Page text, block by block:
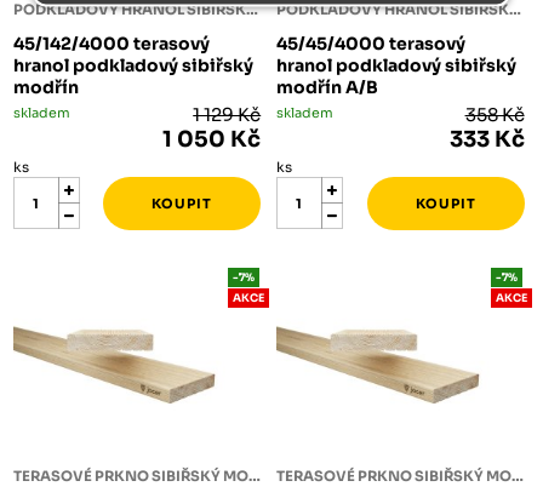
PODKLADOVÝ HRANOL SIBIŘSKÝ MODŘÍN
45/142/4000 terasový
hranol podkladový sibiřský
modřín
skladem 1 129 Kč
1 050 Kč
ks
PODKLADOVÝ HRANOL SIBIŘSKÝ MODŘÍN
45/45/4000 terasový
hranol podkladový sibiřský
modřín A/B
skladem 358 Kč
333 Kč
ks
TERASOVÉ PRKNO SIBIŘSKÝ MODŘÍN
-7%
AKCE
TERASOVÉ PRKNO SIBIŘSKÝ MODŘÍN
-7%
AKCE